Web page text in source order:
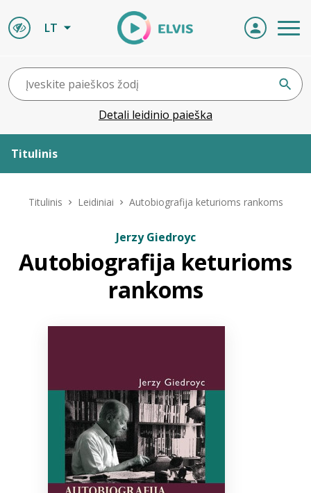
LT
Detali leidinio paieška
Titulinis
ELVIS atvyksta
Titulinis Leidiniai Autobiografija keturioms rankoms
Jerzy Giedroyc
Autobiografija keturioms
rankoms